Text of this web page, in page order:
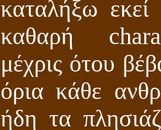
καταλήξω
καθαρή
μέχρις ότου
όρια κάθε
ήδη τα